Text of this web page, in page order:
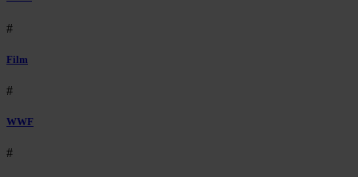
#
Film
#
WWF
#